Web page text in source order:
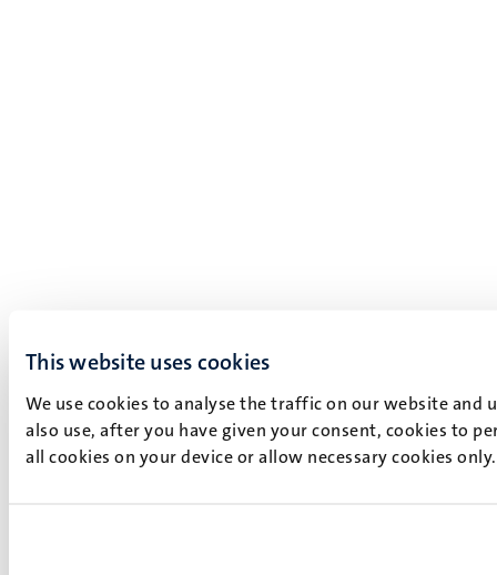
This website uses cookies
We use cookies to analyse the traffic on our website and
also use, after you have given your consent, cookies to
all cookies on your device or allow necessary cookies